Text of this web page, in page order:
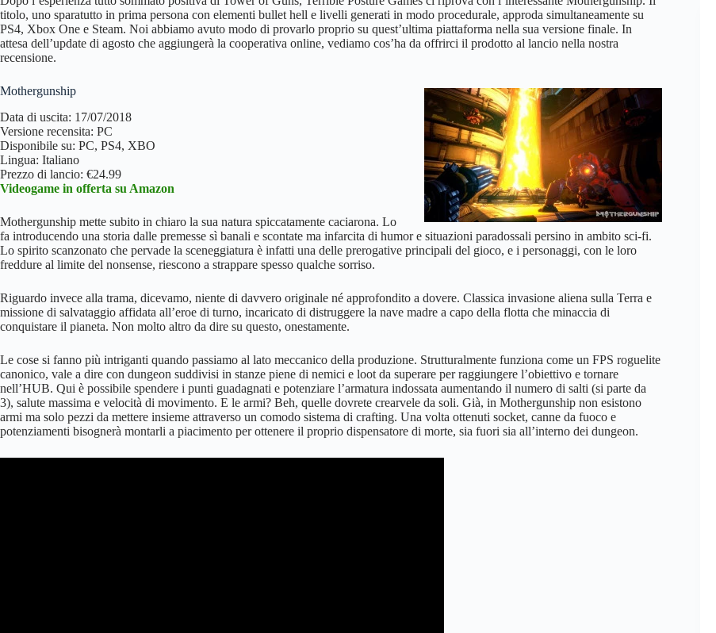
titolo, uno sparatutto in prima persona con elementi bullet hell e livelli generati in modo procedurale, approda simultaneamente su
PS4, Xbox One e Steam. Noi abbiamo avuto modo di provarlo proprio su quest’ultima piattaforma nella sua versione finale. In
attesa dell’update di agosto che aggiungerà la cooperativa online, vediamo cos’ha da offrirci il prodotto al lancio nella nostra
recensione.
Mothergunship
Data di uscita: 17/07/2018
Versione recensita: PC
Disponibile su: PC, PS4, XBO
Lingua: Italiano
Prezzo di lancio: €24.99
Videogame in offerta su Amazon
Mothergunship mette subito in chiaro la sua natura spiccatamente caciarona. Lo
fa introducendo una storia dalle premesse sì banali e scontate ma infarcita di humor e situazioni paradossali persino in ambito sci-fi.
Lo spirito scanzonato che pervade la sceneggiatura è infatti una delle prerogative principali del gioco, e i personaggi, con le loro
freddure al limite del nonsense, riescono a strappare spesso qualche sorriso.
Riguardo invece alla trama, dicevamo, niente di davvero originale né approfondito a dovere. Classica invasione aliena sulla Terra e
missione di salvataggio affidata all’eroe di turno, incaricato di distruggere la nave madre a capo della flotta che minaccia di
conquistare il pianeta. Non molto altro da dire su questo, onestamente.
Le cose si fanno più intriganti quando passiamo al lato meccanico della produzione. Strutturalmente funziona come un FPS roguelite
canonico, vale a dire con dungeon suddivisi in stanze piene di nemici e loot da superare per raggiungere l’obiettivo e tornare
nell’HUB. Qui è possibile spendere i punti guadagnati e potenziare l’armatura indossata aumentando il numero di salti (si parte da
3), salute massima e velocità di movimento. E le armi? Beh, quelle dovrete crearvele da soli. Già, in Mothergunship non esistono
armi ma solo pezzi da mettere insieme attraverso un comodo sistema di crafting. Una volta ottenuti socket, canne da fuoco e
potenziamenti bisognerà montarli a piacimento per ottenere il proprio dispensatore di morte, sia fuori sia all’interno dei dungeon.